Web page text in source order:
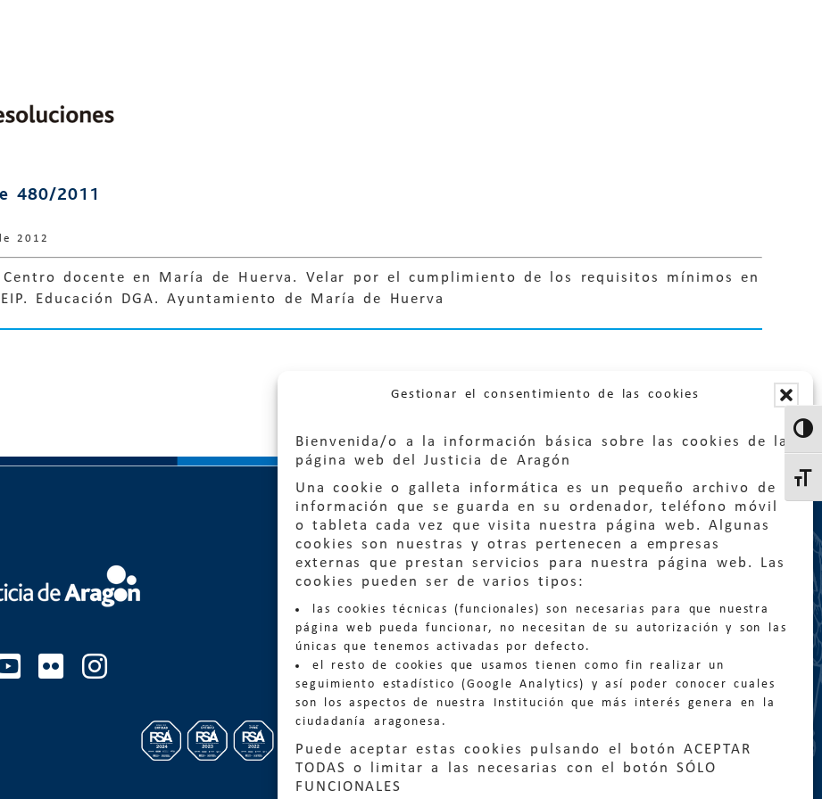
Gestionar el consentimiento de las cookies
Bienvenida/o a la información básica sobre las cookies de la
página web del Justicia de Aragón
Una cookie o galleta informática es un pequeño archivo de
información que se guarda en su ordenador, teléfono móvil
o tableta cada vez que visita nuestra página web. Algunas
cookies son nuestras y otras pertenecen a empresas
externas que prestan servicios para nuestra página web. Las
cookies pueden ser de varios tipos:
las cookies técnicas (funcionales) son necesarias para que nuestra
página web pueda funcionar, no necesitan de su autorización y son las
únicas que tenemos activadas por defecto.
el resto de cookies que usamos tienen como fin realizar un
seguimiento estadístico (Google Analytics) y así poder conocer cuales
son los aspectos de nuestra Institución que más interés genera en la
ciudadanía aragonesa.
Puede aceptar estas cookies pulsando el botón ACEPTAR
TODAS o limitar a las necesarias con el botón SÓLO
FUNCIONALES
480/2011
2012
Centro docente en María de Huerva. Velar por el cumplimiento de los requisitos mínimos en
Educación DGA. Ayuntamiento de María de Huerva
Quejas:quejas@eljusticiadearagon.es
Información general:
informacion@eljusticiadearagon.es
Teléfonos: 900 210 210/ 976 399 354